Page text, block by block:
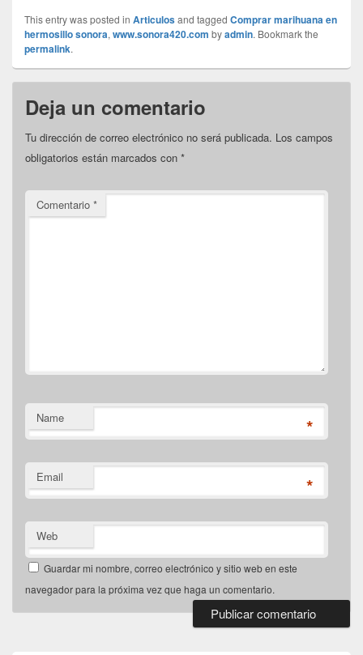
This entry was posted in Articulosand tagged Comprar marihuana en
hermosillo sonora, www.sonora420.com byadmin. Bookmark the
permalink.
Deja un comentario
Tu dirección de correo electrónico no será publicada. Los campos
obligatorios están marcados con *
Comentario *
Name *
Email *
Web
Guardar mi nombre, correo electrónico y sitio web en este
navegador para la próxima vez que haga un comentario.